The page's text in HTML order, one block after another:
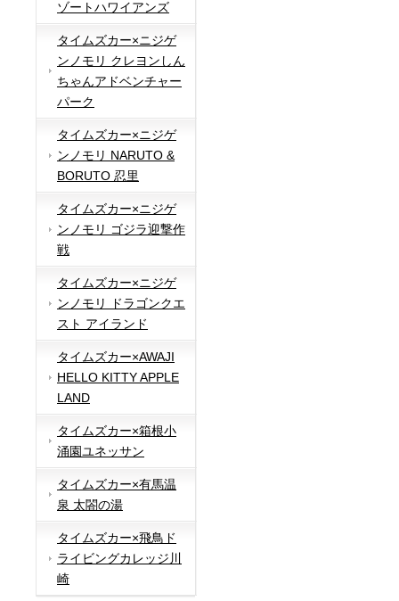
ゾートハワイアンズ
タイムズカー×ニジゲ
ンノモリ クレヨンしん
ちゃんアドベンチャー
パーク
タイムズカー×ニジゲ
ンノモリ NARUTO &
BORUTO 忍里
タイムズカー×ニジゲ
ンノモリ ゴジラ迎撃作
戦
タイムズカー×ニジゲ
ンノモリ ドラゴンクエ
スト アイランド
タイムズカー×AWAJI
HELLO KITTY APPLE
LAND
タイムズカー×箱根小
涌園ユネッサン
タイムズカー×有馬温
泉 太閤の湯
タイムズカー×飛鳥ド
ライビングカレッジ川
崎